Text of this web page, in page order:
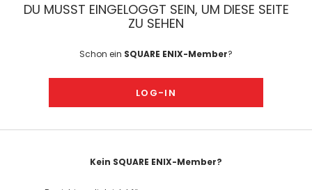
DU MUSST EINGELOGGT SEIN, UM DIESE SEITE
ZU SEHEN
Schon ein SQUARE ENIX-Member?
LOG-IN
Kein SQUARE ENIX-Member?